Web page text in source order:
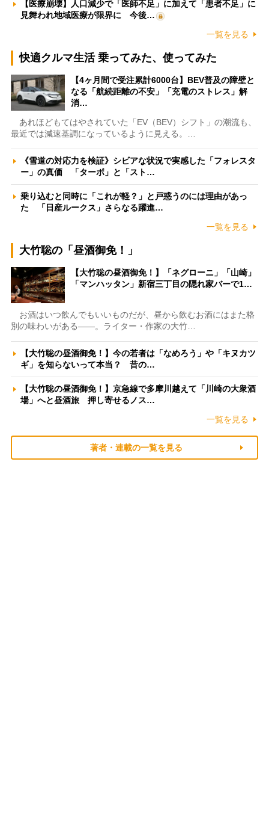
【医療崩壊】人口減少で「医師不足」に加えて「患者不足」に
見舞われ地域医療が限界に 今後…
一覧を見る
快適クルマ生活 乗ってみた、使ってみた
【4ヶ月間で受注累計6000台】BEV普及の障壁と
なる「航続距離の不安」「充電のストレス」解
消…
あれほどもてはやされていた「EV（BEV）シフト」の潮流も、
最近では減速基調になっているように見える。…
《雪道の対応力を検証》シビアな状況で実感した「フォレスタ
ー」の真価 「ターボ」と「スト…
乗り込むと同時に「これが軽？」と戸惑うのには理由があっ
た 「日産ルークス」さらなる躍進…
一覧を見る
大竹聡の「昼酒御免！」
【大竹聡の昼酒御免！】「ネグローニ」「山崎」
「マンハッタン」新宿三丁目の隠れ家バーで1…
お酒はいつ飲んでもいいものだが、昼から飲むお酒にはまた格
別の味わいがある――。ライター・作家の大竹…
【大竹聡の昼酒御免！】今の若者は「なめろう」や「キヌカツ
ギ」を知らないって本当？ 昔の…
【大竹聡の昼酒御免！】京急線で多摩川越えて「川崎の大衆酒
場」へと昼酒旅 押し寄せるノス…
一覧を見る
著者・連載の一覧を見る